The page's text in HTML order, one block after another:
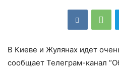
В Киеве и Жулянах идет
сообщает Телеграм-канал